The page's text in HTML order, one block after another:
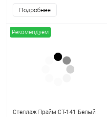
Подробнее
Рекомендуем
Стеллаж Прайм СТ-141 Белый